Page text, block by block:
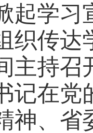
起学习
传达学
主持召
记在党
神、省